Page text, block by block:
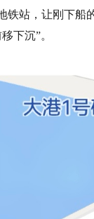
铁站，让刚下
下沉”。